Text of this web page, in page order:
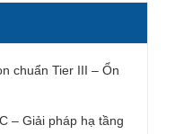
chuẩn Tier III – Ổn
– Giải pháp hạ tầng